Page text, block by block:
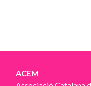
ACEM